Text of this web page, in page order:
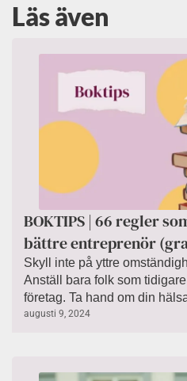
Läs även
BOKTIPS | 66 regler
bättre entreprenör
Skyll inte på yttre
Anställ bara folk som
företag. Ta hand om din
augusti 9, 2024